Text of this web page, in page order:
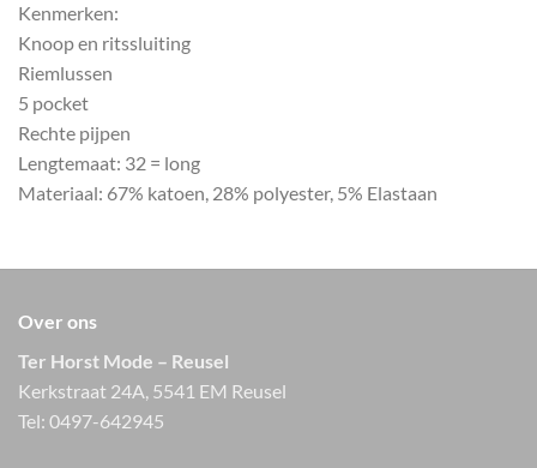
Kenmerken:
Knoop en ritssluiting
Riemlussen
5 pocket
Rechte pijpen
Lengtemaat: 32 = long
Materiaal: 67% katoen, 28% polyester, 5% Elastaan
Over ons
Ter Horst Mode – Reusel
Kerkstraat 24A, 5541 EM Reusel
Tel: 0497-642945